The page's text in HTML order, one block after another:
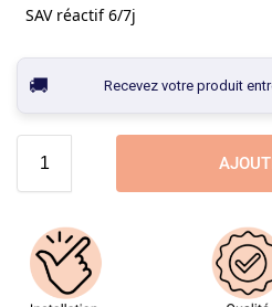
SAV réactif 6/7j
Recevez votre produit